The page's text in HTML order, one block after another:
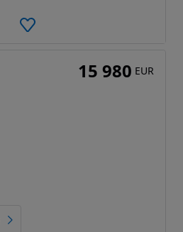
15 980 EUR